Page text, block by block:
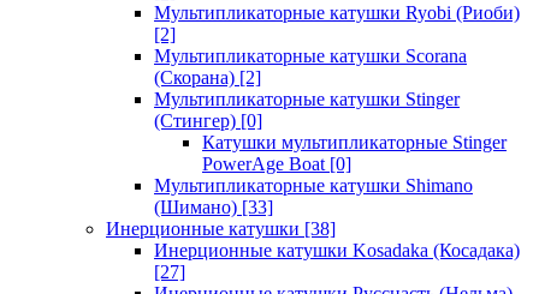
Мультипликаторные катушки Ryobi (Риоби)
[2]
Мультипликаторные катушки Scorana
(Скорана) [2]
Мультипликаторные катушки Stinger
(Стингер) [0]
Катушки мультипликаторные Stinger
PowerAge Boat [0]
Мультипликаторные катушки Shimano
(Шимано) [33]
Инерционные катушки [38]
Инерционные катушки Kosadaka (Косадака)
[27]